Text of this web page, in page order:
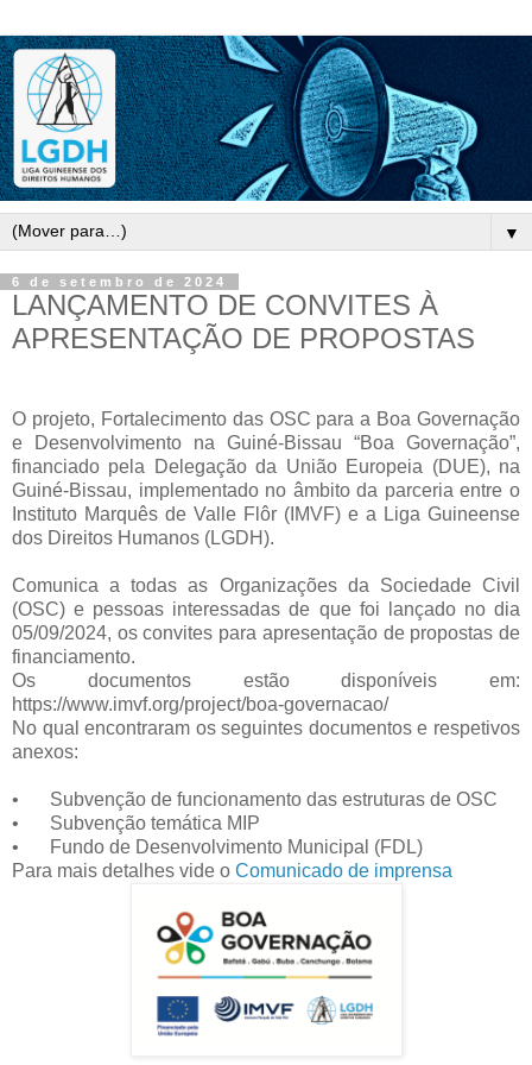
▼
6 de setembro de 2024
LANÇAMENTO DE CONVITES À
APRESENTAÇÃO DE PROPOSTAS
O projeto, Fortalecimento das OSC para a Boa Governação
e Desenvolvimento na Guiné-Bissau “Boa Governação”,
financiado pela Delegação da União Europeia (DUE), na
Guiné-Bissau, implementado no âmbito da parceria entre o
Instituto Marquês de Valle Flôr (IMVF) e a Liga Guineense
dos Direitos Humanos (LGDH).
Comunica a todas as Organizações da Sociedade Civil
(OSC) e pessoas interessadas de que foi lançado no dia
05/09/2024, os convites para apresentação de propostas de
financiamento.
Os documentos estão disponíveis em:
https://www.imvf.org/project/boa-governacao/
No qual encontraram os seguintes documentos e respetivos
anexos:
•
Subvenção de funcionamento das estruturas de OSC
•
Subvenção temática MIP
•
Fundo de Desenvolvimento Municipal (FDL)
Para mais detalhes vide o Comunicado de imprensa